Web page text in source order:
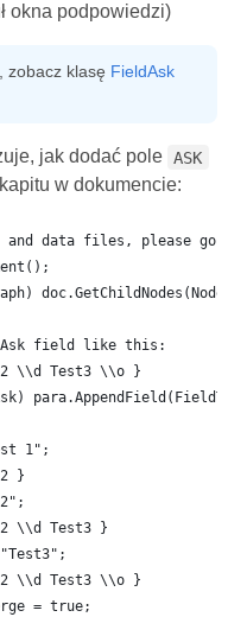
okna podpowiedzi)
zobacz klasę FieldAsk
jak dodać pole ASK
w dokumencie:
and data files, please go
Ask field like this:
\\d Test3 \\o }
1";
}
\\d Test3 }
\\d Test3 \\o }
= true;